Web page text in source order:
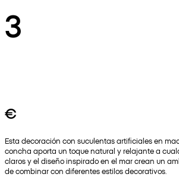
3
€
Esta decoración con suculentas artificiales en
concha aporta un toque natural y relajante a
claros y el diseño inspirado en el mar crean un
de combinar con diferentes estilos decorativos.